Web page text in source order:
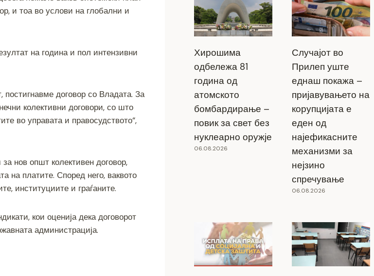
и тоа во услови на глобални и
на година и пол интензивни
договор со Владата. За
колективни договори, со што
во управата и правосудството“,
нов општ колективен договор,
на платите. Според него, ваквото
институциите и граѓаните.
кои оценија дека договорот
администрација.
Хирошима
одбележа 81
година од
атомското
бомбардирање –
повик за свет без
нуклеарно оружје
06.08.2026
Случајот во
Прилеп уште
еднаш покажа –
пријавувањето на
корупцијата е
еден од
најефикасните
механизми за
нејзино
спречување
06.08.2026